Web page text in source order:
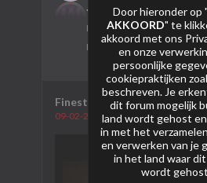
Lid sinds:28-01-2024
Berichten:
Finest
09-02-2024, 11:57
Door hieronder op "
AKKOORD" te
akkoord met ons
en onze
persoonlijke
cookiepraktijken
beschreven. Je
dit forum mogelijk
land wordt gehost
in met het
en verwerken van je
in het land waar
wordt